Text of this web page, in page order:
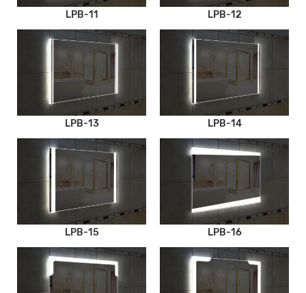
LPB-11 LPB-12
LPB-13 LPB-14
LPB-15 LPB-16